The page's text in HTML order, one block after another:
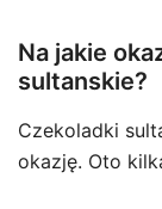
Na jakie
sultanskie?
Czekoladki
okazję. Oto